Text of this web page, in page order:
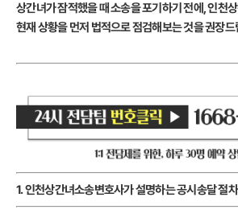
상간녀가 잠적했을 때 소송을 포기하기 전에, 인천
현재 상황을 먼저 법적으로 점검해보는 것을 권장
1. 인천상간녀소송변호사가 설명하는 공시송달 절차